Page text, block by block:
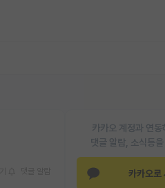
카카오 계정과 연
댓글 알람, 소식등
카카오로